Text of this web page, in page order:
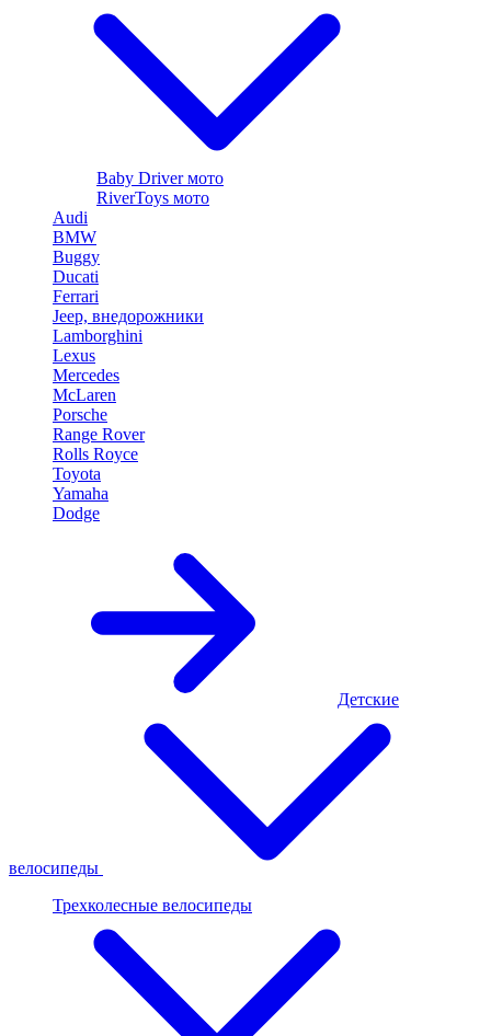
Baby Driver мото
RiverToys мото
Audi
BMW
Buggy
Ducati
Ferrari
Jeep, внедорожники
Lamborghini
Lexus
Mercedes
McLaren
Porsche
Range Rover
Rolls Royce
Toyota
Yamaha
Dodge
Детские
велосипеды
Трехколесные велосипеды